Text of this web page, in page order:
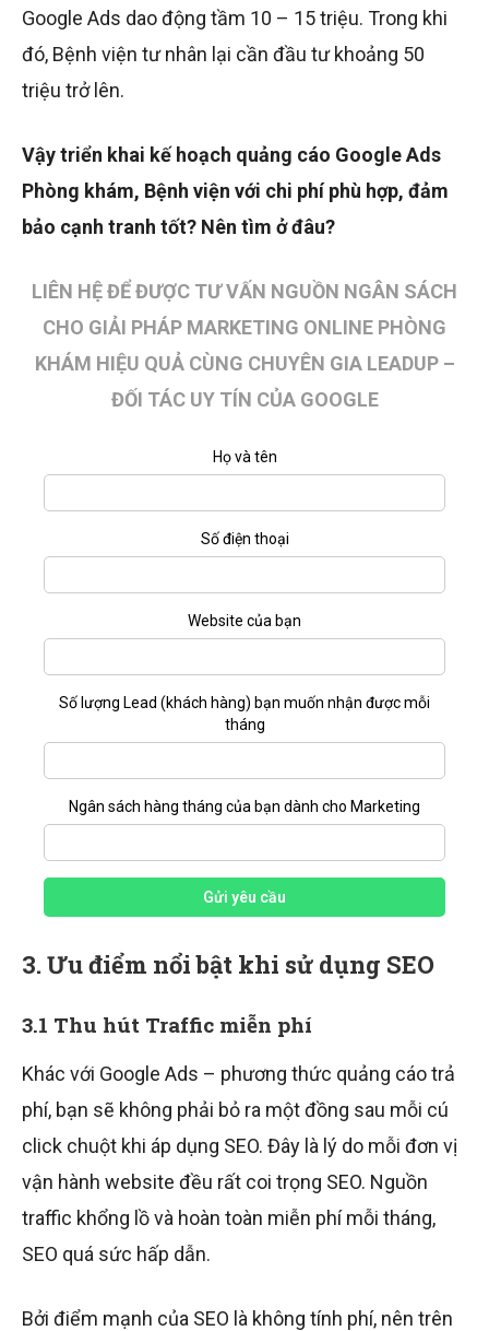
Google Ads dao động tầm 10 – 15 triệu. Trong khi
đó, Bệnh viện tư nhân lại cần đầu tư khoảng 50
triệu trở lên.
Vậy triển khai kế hoạch quảng cáo Google Ads
Phòng khám, Bệnh viện với chi phí phù hợp, đảm
bảo cạnh tranh tốt? Nên tìm ở đâu?
LIÊN HỆ ĐỂ ĐƯỢC TƯ VẤN NGUỒN NGÂN SÁCH
CHO GIẢI PHÁP MARKETING ONLINE PHÒNG
KHÁM HIỆU QUẢ CÙNG CHUYÊN GIA LEADUP –
ĐỐI TÁC UY TÍN CỦA GOOGLE
Họ và tên
Số lượng Lead (khách hàng) bạn muốn nhận được mỗi
tháng
Ngân sách hàng tháng của bạn dành cho Marketing
Website của bạn
Số điện thoại
Gửi yêu cầu
3. Ưu điểm nổi bật khi sử dụng SEO
3.1 Thu hút Traffic miễn phí
Khác với Google Ads – phương thức quảng cáo trả
phí, bạn sẽ không phải bỏ ra một đồng sau mỗi cú
click chuột khi áp dụng SEO. Đây là lý do mỗi đơn vị
vận hành website đều rất coi trọng SEO. Nguồn
traffic khổng lồ và hoàn toàn miễn phí mỗi tháng,
SEO quá sức hấp dẫn.
Bởi điểm mạnh của SEO là không tính phí, nên trên